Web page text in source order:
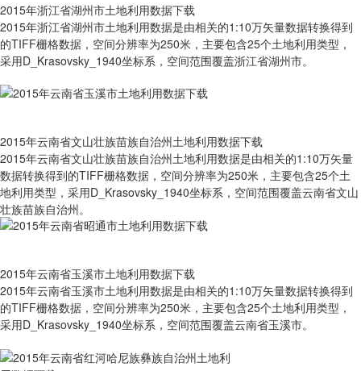
2015年浙江省湖州市土地利用数据下载
2015年浙江省湖州市土地利用数据是由相关的1:10万矢量数据转换得到
的TIFF栅格数据，空间分辨率为250米，主要包含25个土地利用类型，
采用D_Krasovsky_1940坐标系，空间范围覆盖浙江省湖州市。
2015年云南省文山壮族苗族自治州土地利用数据下载
2015年云南省文山壮族苗族自治州土地利用数据是由相关的1:10万矢量
数据转换得到的TIFF栅格数据，空间分辨率为250米，主要包含25个土
地利用类型，采用D_Krasovsky_1940坐标系，空间范围覆盖云南省文山
壮族苗族自治州。
2015年云南省玉溪市土地利用数据下载
2015年云南省玉溪市土地利用数据是由相关的1:10万矢量数据转换得到
的TIFF栅格数据，空间分辨率为250米，主要包含25个土地利用类型，
采用D_Krasovsky_1940坐标系，空间范围覆盖云南省玉溪市。